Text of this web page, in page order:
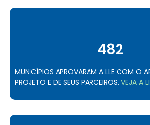
482
MUNICÍPIOS APROVARAM A LLE COM O
PROJETO E DE SEUS PARCEIROS. VEJA A